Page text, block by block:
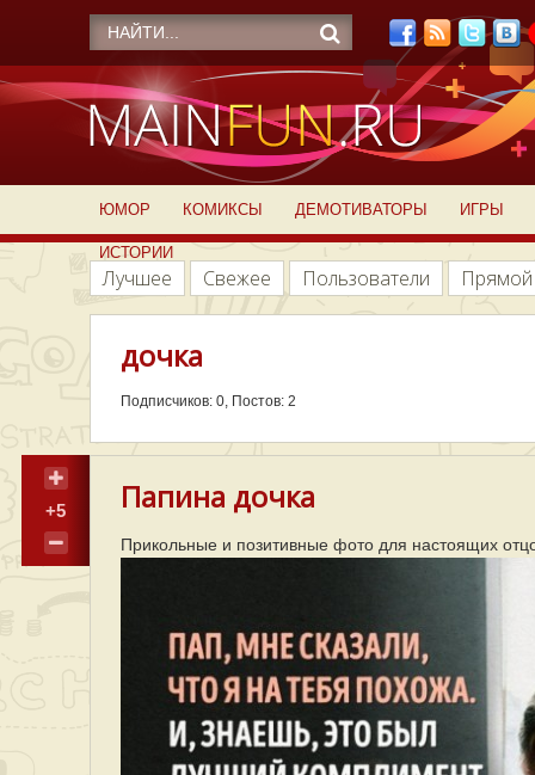
ЮМОР КОМИКСЫ ДЕМОТИВАТОРЫ ИГРЫ
ИСТОРИИ
Лучшее Свежее Пользователи
дочка
Подписчиков: 0, Постов: 2
+5 Папина дочка
Прикольные и позитивные фото для настоящих